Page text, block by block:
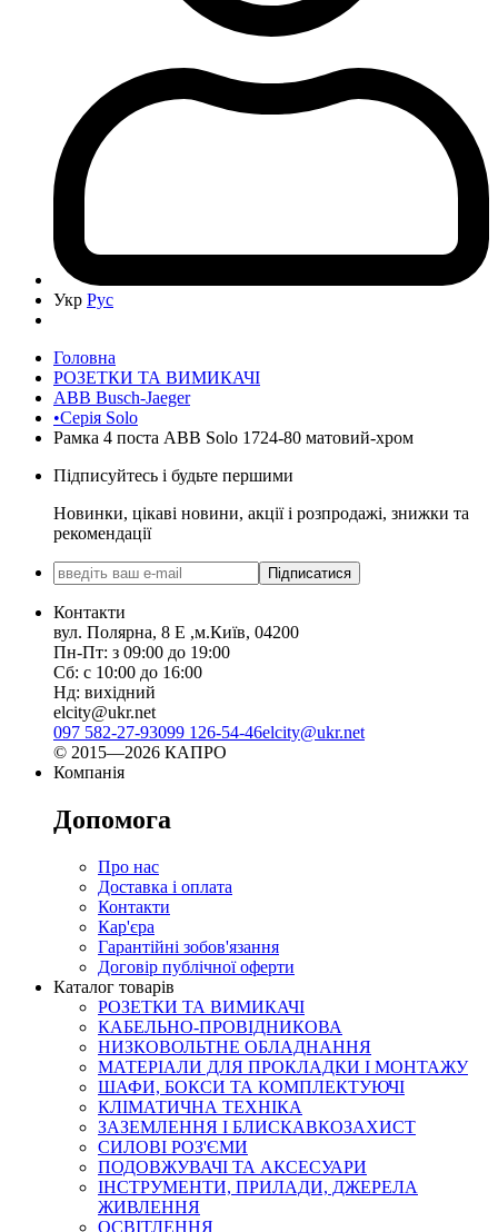
Укр Рус
Головна
РОЗЕТКИ ТА ВИМИКАЧІ
ABB Busch-Jaeger
•Серія Solo
Рамка 4 поста ABB Solo 1724-80 матовий-хром
Підписуйтесь і будьте першими
Новинки, цікаві новини, акції і розпродажі, знижки та
рекомендації
Підписатися
Контакти
вул. Полярна, 8 Е ,м.Київ, 04200
Пн-Пт: з 09:00 до 19:00
Сб: с 10:00 до 16:00
Нд: вихідний
elcity@ukr.net
097 582-27-93099 126-54-46elcity@ukr.net
© 2015—2026 КАПРО
Компанія
Допомога
Про нас
Доставка і оплата
Контакти
Кар'єра
Гарантійні зобов'язання
Договір публічної оферти
Каталог товарів
РОЗЕТКИ ТА ВИМИКАЧІ
КАБЕЛЬНО-ПРОВІДНИКОВА
НИЗКОВОЛЬТНЕ ОБЛАДНАННЯ
МАТЕРІАЛИ ДЛЯ ПРОКЛАДКИ І МОНТАЖУ
ШАФИ, БОКСИ ТА КОМПЛЕКТУЮЧІ
КЛІМАТИЧНА ТЕХНІКА
ЗАЗЕМЛЕННЯ І БЛИСКАВКОЗАХИСТ
СИЛОВІ РОЗ'ЄМИ
ПОДОВЖУВАЧІ ТА АКСЕСУАРИ
ІНСТРУМЕНТИ, ПРИЛАДИ, ДЖЕРЕЛА
ЖИВЛЕННЯ
ОСВІТЛЕННЯ